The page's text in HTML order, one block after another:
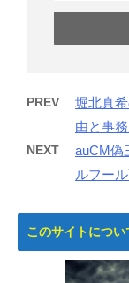
PREV
堀北真
由と事
NEXT
auCM偽
ルフー
このサイトについ